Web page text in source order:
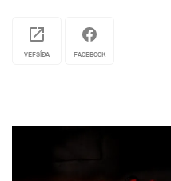
sem rúmar 200
info@skemmtigardur.is
VEFSÍÐA FACEBOOK